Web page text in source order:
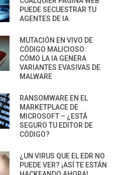
PUEDE SECUESTRAR TU
AGENTES DE IA
MUTACIÓN EN VIVO DE
CÓDIGO MALICIOSO:
CÓMO LA IA GENERA
VARIANTES EVASIVAS DE
MALWARE
RANSOMWARE EN EL
MARKETPLACE DE
MICROSOFT – ¿ESTÁ
SEGURO TU EDITOR DE
CÓDIGO?
¿UN VIRUS QUE EL EDR NO
PUEDE VER? ¡ASÍ TE ESTÁN